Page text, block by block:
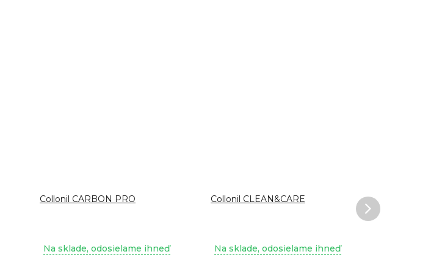
Collonil CARBON PRO
Na sklade, odosielame ihneď
Collonil CLEAN&CARE
Na sklade, odosielame ihneď